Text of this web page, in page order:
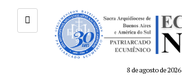
8 de agosto de 2026